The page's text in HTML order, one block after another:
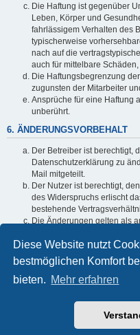
Diese Website nutzt
bestmöglichen Komfort
bieten. Mehr erfahren
Die Haftung ist gegenüber
Leben, Körper und
fahrlässigem Verhalten des
typischerweise
nach auf die
auch für mittelbare
Die Haftungsbegrenzung
zugunsten der Mitarbeiter
Ansprüche für eine Haftung
unberührt.
6. ÄNDERUNGSVORBEHALT
Der Betreiber ist berechtigt,
Datenschutzerklärung zu
Mail mitgeteilt.
Der Nutzer ist berechtigt,
des Widerspruchs erlischt
bestehende
Die Änderungen gelten als
Informationen über den
sind in der
Foren-Übersicht
Powered by
®